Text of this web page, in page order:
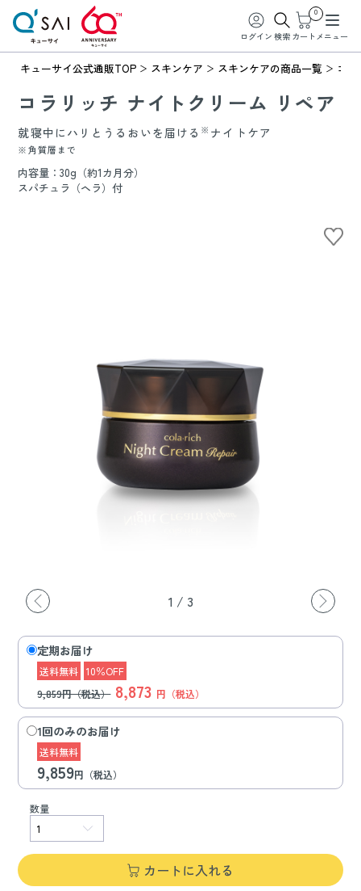
ログイン 検索
0
カート メニュー
キューサイ公式通販TOP スキンケア スキンケアの商品一覧 コ
コラリッチ ナイトクリーム リペア
就寝中にハリとうるおいを届ける ※ ナイトケア
※角質層まで
内容量：30g（約1カ月分）
スパチュラ（ヘラ）付
1 / 3
定期お届け
送料無料
10％OFF
9,859円（税込） 8,873 円（税込）
1回のみのお届け
送料無料
9,859円（税込）
数量
カートに入れる